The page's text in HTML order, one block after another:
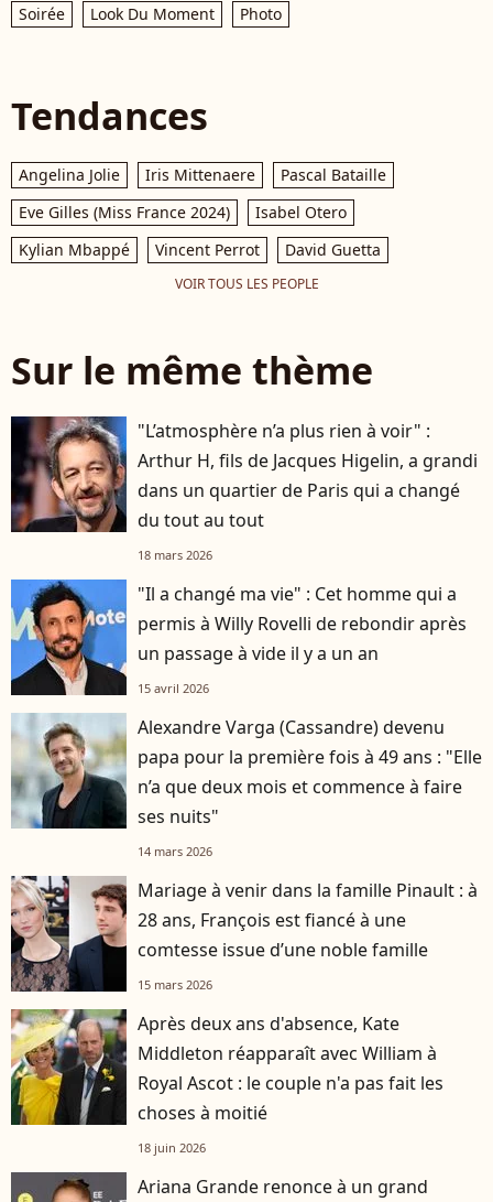
Soirée
Look Du Moment Photo
Tendances
Angelina Jolie Iris Mittenaere
Pascal Bataille
Eve Gilles (Miss France 2024)
Isabel Otero
Kylian Mbappé
Vincent Perrot David Guetta
VOIR TOUS LES PEOPLE
Sur le même thème
"L’atmosphère n’a plus rien à voir" :
Arthur H, fils de Jacques Higelin, a grandi
dans un quartier de Paris qui a changé
du tout au tout
18 mars 2026
"Il a changé ma vie" : Cet homme qui a
permis à Willy Rovelli de rebondir après
un passage à vide il y a un an
15 avril 2026
Alexandre Varga (Cassandre) devenu
papa pour la première fois à 49 ans : "Elle
n’a que deux mois et commence à faire
ses nuits"
14 mars 2026
Mariage à venir dans la famille Pinault : à
28 ans, François est fiancé à une
comtesse issue d’une noble famille
15 mars 2026
Après deux ans d'absence, Kate
Middleton réapparaît avec William à
Royal Ascot : le couple n'a pas fait les
choses à moitié
18 juin 2026
Ariana Grande renonce à un grand